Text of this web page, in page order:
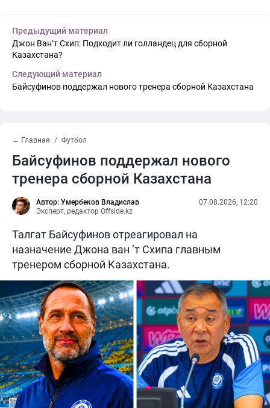
Предыдущий материал
Джон Ван’т Схип: Подходит ли голландец для сборной
Казахстана?
Следующий материал
Байсуфинов поддержал нового тренера сборной Казахстана
← Главная Футбол
Байсуфинов поддержал нового
тренера сборной Казахстана
Автор: Умербеков Владислав
Эксперт, редактор Offside.kz
07.08.2026, 12:20
Талгат Байсуфинов отреагировал на
назначение Джона ван ’т Схипа главным
тренером сборной Казахстана.